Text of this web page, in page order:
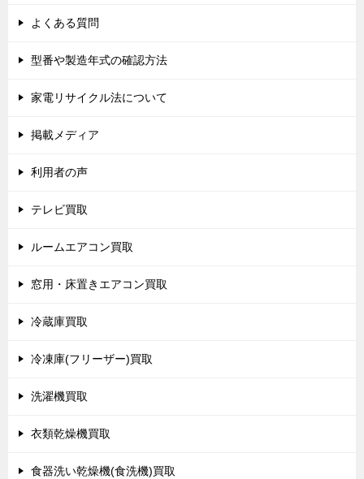
よくある質問
型番や製造年式の確認方法
家電リサイクル法について
掲載メディア
利用者の声
テレビ買取
ルームエアコン買取
窓用・床置きエアコン買取
冷蔵庫買取
冷凍庫(フリーザー)買取
洗濯機買取
衣類乾燥機買取
食器洗い乾燥機(食洗機)買取